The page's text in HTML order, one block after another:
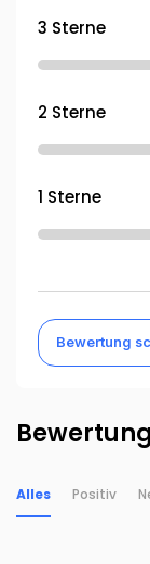
3 Sterne
2 Sterne
1 Sterne
Bewertung
Alles Positiv